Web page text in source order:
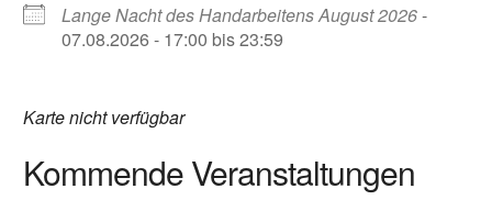
Lange Nacht des Handarbeitens August 2026-
07.08.2026 - 17:00 bis 23:59
Karte nicht verfügbar
Kommende Veranstaltungen